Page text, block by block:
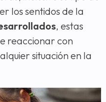
los sentidos de la
, estas
reaccionar con
situación en la